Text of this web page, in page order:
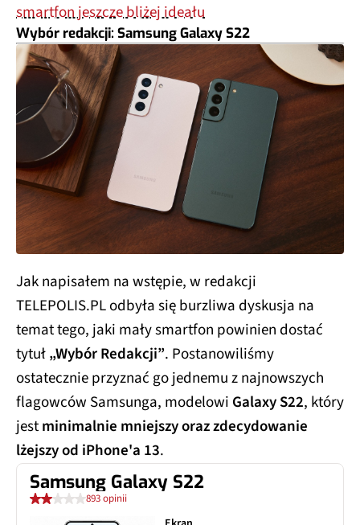
smartfon jeszcze bliżej ideału
Wybór redakcji:Samsung Galaxy S22
Jak napisałem na wstępie, w redakcji
TELEPOLIS.PL odbyła się burzliwa dyskusja na
temat tego, jaki mały smartfon powinien dostać
tytuł„Wybór Redakcji”. Postanowiliśmy
ostatecznie przyznać go jednemu z najnowszych
flagowców Samsunga, modelowi Galaxy S22, który
jestminimalnie mniejszy oraz zdecydowanie
lżejszy od iPhone'a 13.
Samsung Galaxy S22
893 opinii